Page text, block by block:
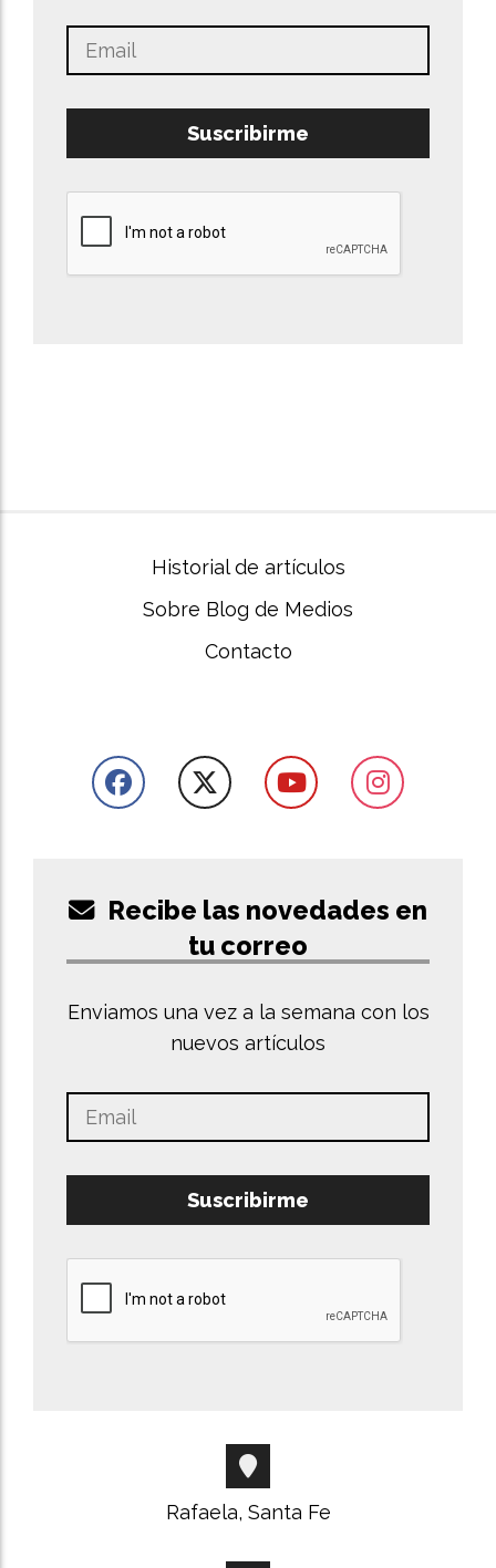
Suscribirme
Historial de artículos
Sobre Blog de Medios
Contacto
Recibe las novedades en
tu correo
Enviamos una vez a la semana con los
nuevos artículos
Suscribirme
Rafaela, Santa Fe